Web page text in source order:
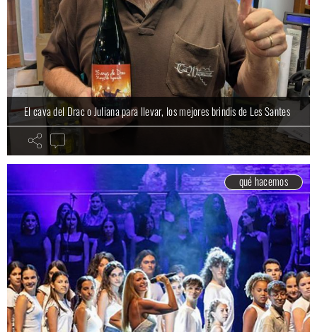
El cava del Drac o Juliana para llevar, los mejores brindis de Les Santes
qué hacemos